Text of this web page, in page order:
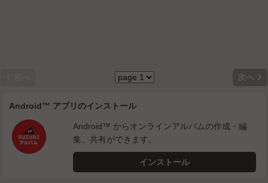
次へ 
Android™ アプリのインストール
Android™ からオンラインアルバムの作成・編
集、共有ができます。
インストール